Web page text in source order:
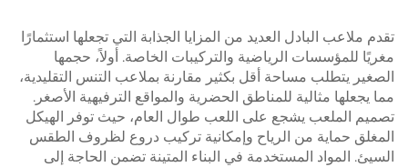
تقدم ملاعب البادل العديد من المزايا الجذابة التي تجعلها استثمارًا
مغريًا للمؤسسات الرياضية والتركيبات الخاصة. أولاً، حجمها
الصغير يتطلب مساحة أقل بكثير مقارنة بملاعب التنس التقليدية،
مما يجعلها مثالية للمناطق الحضرية والمواقع الترفيهية الأصغر.
تصميم الملعب يشجع على اللعب طوال العام، حيث توفر الهيكل
المغلق حماية من الرياح وإمكانية تركيب دروع لظروف الطقس
السيئ. المواد المستخدمة في البناء المتينة تضمن الحاجة إلى